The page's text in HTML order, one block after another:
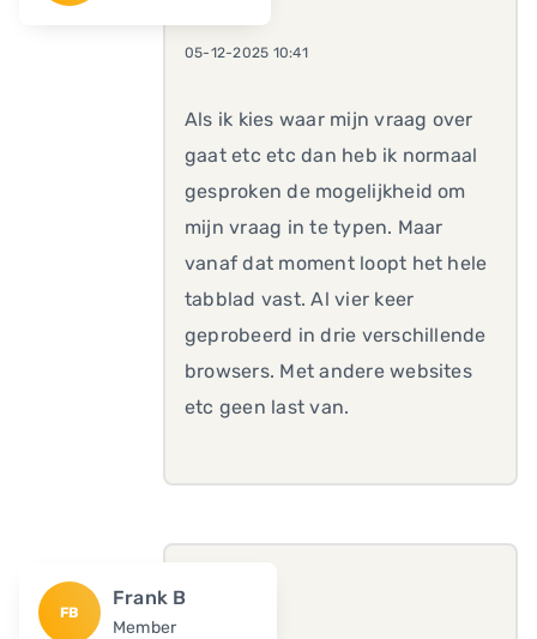
05-12-2025 10:41
Als ik kies waar mijn vraag over
gaat etc etc dan heb ik normaal
gesproken de mogelijkheid om
mijn vraag in te typen. Maar
vanaf dat moment loopt het hele
tabblad vast. Al vier keer
geprobeerd in drie verschillende
browsers. Met andere websites
etc geen last van.
FB
Frank B
Member